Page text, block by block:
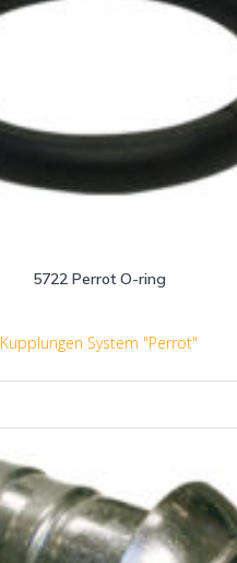
5722 Perrot O-ring
Kupplungen System "Perrot"